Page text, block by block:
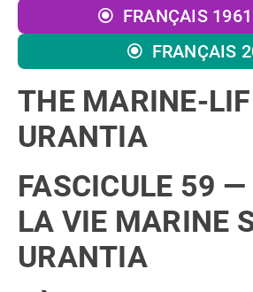
FRANÇAIS
FRANÇAIS
THE MARINE-
URANTIA
FASCICULE 59 —
LA VIE MARINE
URANTIA